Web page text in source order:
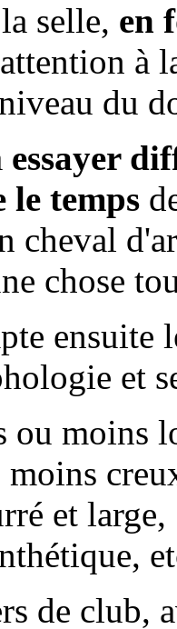
selle, en
à
du
essayer
le temps
cheval
chose
ensuite
et
ou moins
moins
et large,
de club,